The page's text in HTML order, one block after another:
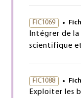
FIC1069
Intégrer de
scientifique
FIC1088
Exploiter les